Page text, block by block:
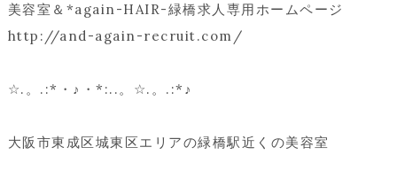
美容室＆*again-HAIR-緑橋求人専用ホームページ
http://and-again-recruit.com/
☆.。.:*・♪・*:..。☆.。.:*♪
大阪市東成区城東区エリアの緑橋駅近くの美容室